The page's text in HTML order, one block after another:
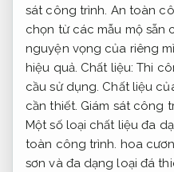
sát công trình. An toàn
chọn từ các mẫu mộ sẵn
nguyện vọng của riêng
hiệu quả. Chất liệu:Thi
cầu sử dụng. Chất liệu
cần thiết. Giám sát công
Một số loại chất liệu đa
toàn công trình. hoa
sơn và đa dạng loại đá